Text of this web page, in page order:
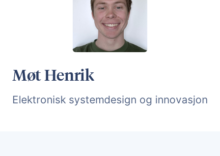
Møt Henrik
Elektronisk systemdesign og innovasjon